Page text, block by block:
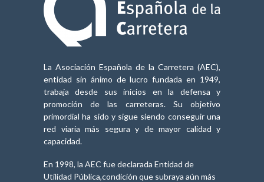
La Asociación Española de la Carretera (AEC),
entidad sin ánimo de lucro fundada en 1949,
trabaja desde sus inicios en la defensa y
promoción de las carreteras. Su objetivo
primordial ha sido y sigue siendo conseguir una
red viaria más segura y de mayor calidad y
capacidad.
En 1998, la AEC fue declarada Entidad de
Utilidad Pública,condición que subraya aún más